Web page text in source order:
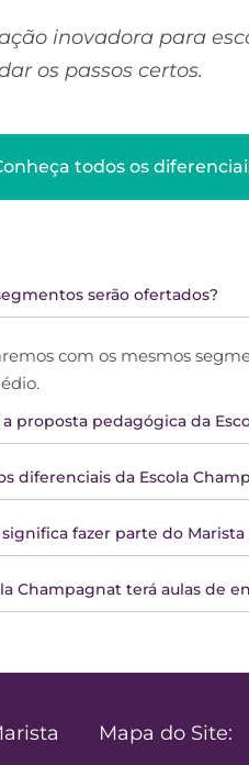
inovadora para
os passos certos.
todos os
serão ofertados?
com os mesmos
a proposta pedagógica da
diferenciais da Escola
fazer parte do Marista
Champagnat terá aulas de
Mapa do Site: